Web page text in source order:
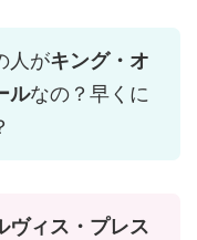
人がキング・オ
ルなの？早くに
ヴィス・プレス